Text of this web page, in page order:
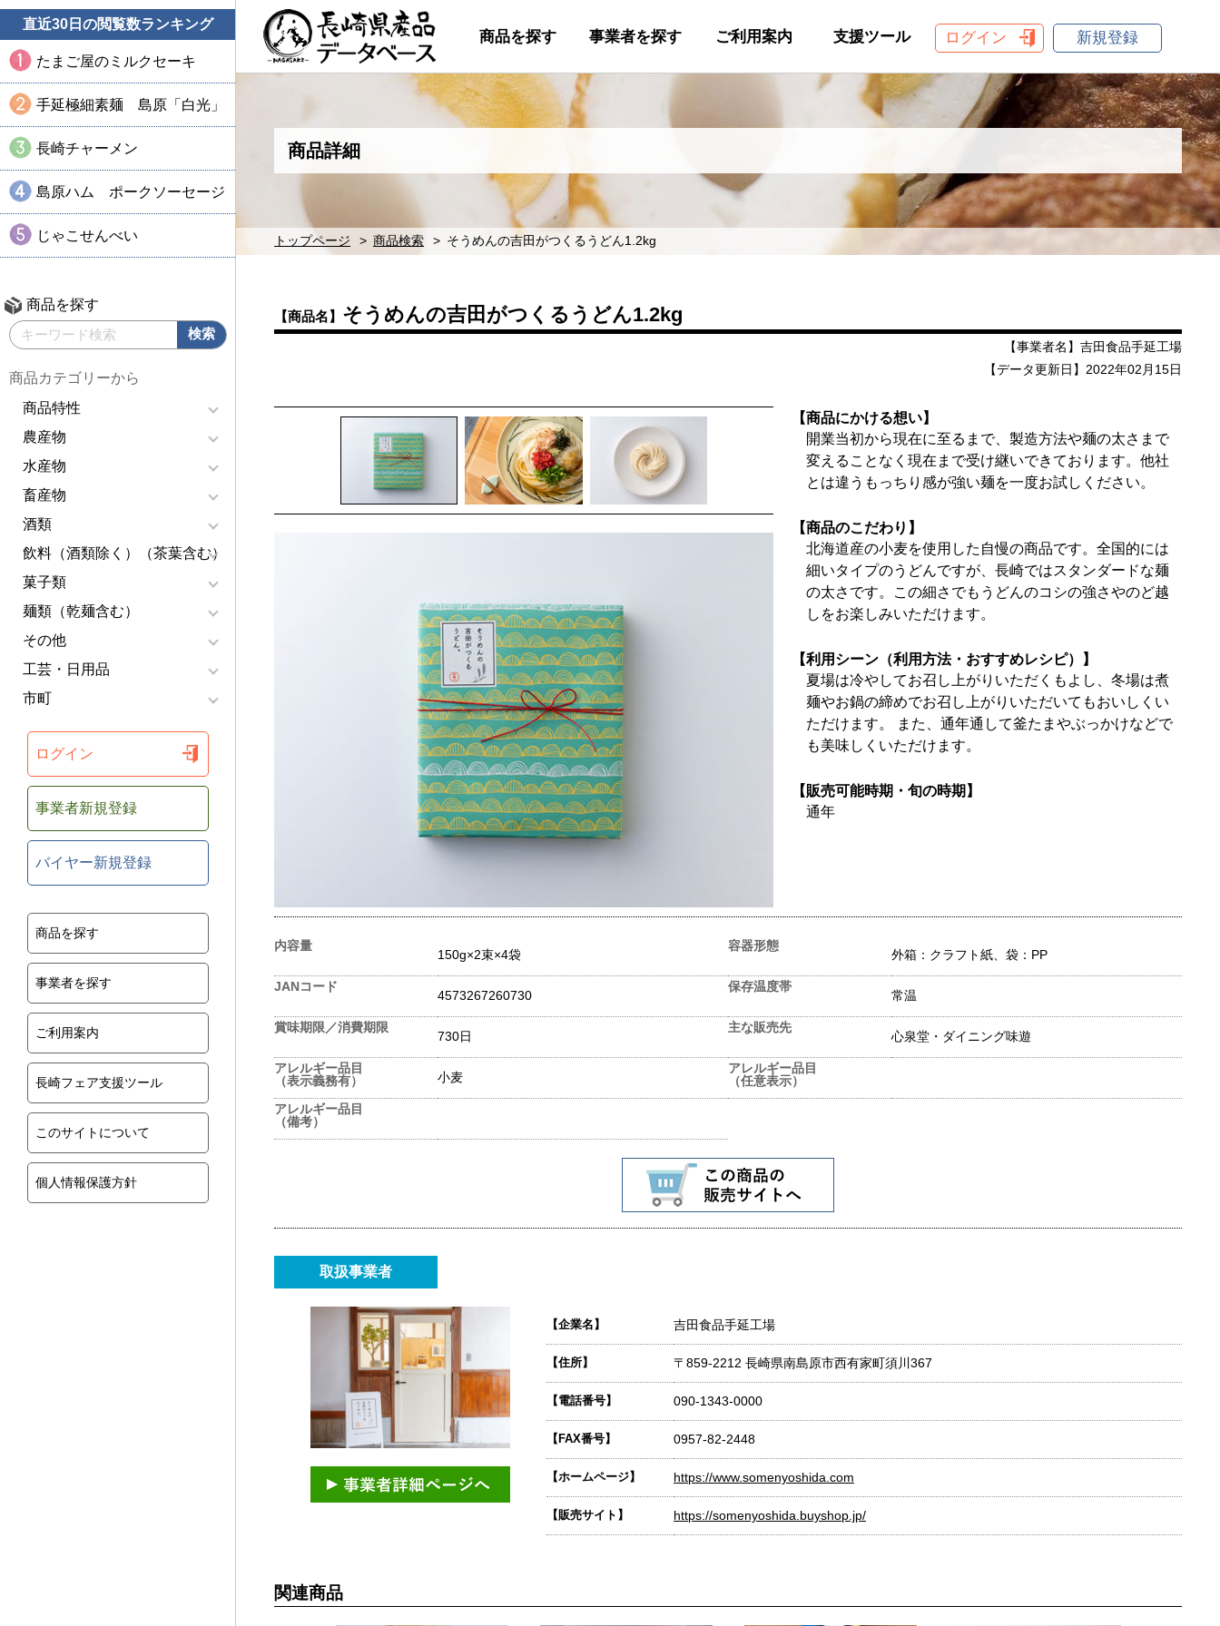
直近30日の閲覧数ランキング
たまご屋のミルクセーキ
手延極細素麺 島原「白光」
長崎チャーメン
島原ハム ポークソーセージ
じゃこせんべい
商品を探す
商品カテゴリーから
商品特性
農産物
水産物
畜産物
酒類
飲料（酒類除く）（茶葉含む）
菓子類
麺類（乾麺含む）
その他
工芸・日用品
市町
ログイン
事業者新規登録
バイヤー新規登録
商品を探す
事業者を探す
ご利用案内
長崎フェア支援ツール
このサイトについて
個人情報保護方針
商品を探す 事業者を探す ご利用案内 支援ツール ログイン 新規登録
商品詳細
トップページ 商品検索 そうめんの吉田がつくるうどん1.2kg
【商品名】 そうめんの吉田がつくるうどん1.2kg
【事業者名】吉田食品手延工場
【データ更新日】2022年02月15日
【商品にかける想い】
開業当初から現在に至るまで、製造方法や麺の太さまで
変えることなく現在まで受け継いできております。他社
とは違うもっちり感が強い麺を一度お試しください。
【商品のこだわり】
北海道産の小麦を使用した自慢の商品です。全国的には
細いタイプのうどんですが、長崎ではスタンダードな麺
の太さです。この細さでもうどんのコシの強さやのど越
しをお楽しみいただけます。
【利用シーン（利用方法・おすすめレシピ）】
夏場は冷やしてお召し上がりいただくもよし、冬場は煮
麺やお鍋の締めでお召し上がりいただいてもおいしくい
ただけます。 また、通年通して釜たまやぶっかけなどで
も美味しくいただけます。
【販売可能時期・旬の時期】
通年
内容量
150g×2束×4袋
容器形態
外箱：クラフト紙、袋：PP
JANコード
4573267260730
保存温度帯
常温
賞味期限／消費期限
730日
主な販売先
心泉堂・ダイニング味遊
アレルギー品目
（表示義務有）
小麦
アレルギー品目
（任意表示）
アレルギー品目
（備考）
取扱事業者
【企業名】 吉田食品手延工場
【住所】 〒859-2212 長崎県南島原市西有家町須川367
【電話番号】 090-1343-0000
【FAX番号】 0957-82-2448
【ホームページ】 https://www.somenyoshida.com
【販売サイト】 https://somenyoshida.buyshop.jp/
関連商品